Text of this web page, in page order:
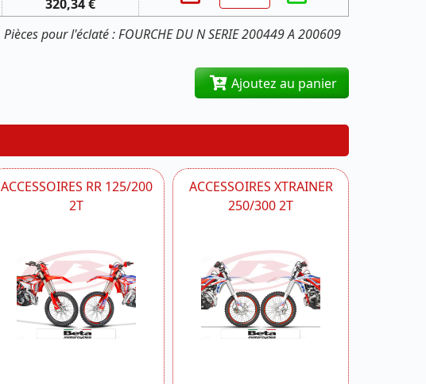
Pièces pour l'éclaté : FOURCHE DU N SERIE 200449 A 200609
320,34 €
Ajoutez au panier
ACCESSOIRES RR 125/200
2T
ACCESSOIRES XTRAINER
250/300 2T